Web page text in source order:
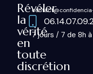
Révéler
la
vérité
en
toute
discrétion
7 jours / 7 de 8h